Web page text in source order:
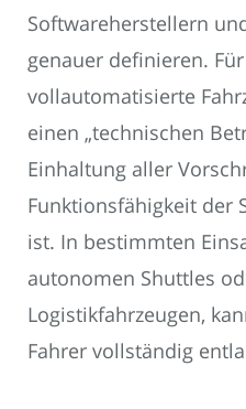
Softwareherstellern
genauer definieren.
vollautomatisierte
einen „technischen
Einhaltung aller
Funktionsfähigkeit der
ist. In bestimmten
autonomen Shuttles
Logistikfahrzeugen,
Fahrer vollständig